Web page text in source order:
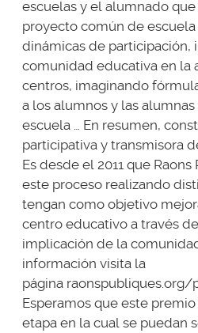
escuelas y el alumnado que
proyecto común de
dinámicas de participación,
comunidad educativa en la
centros, imaginando
a los alumnos y las alumnas
escuela … En resumen,
participativa y transmisora
Es desde el 2011 que
este proceso realizando
tengan como objetivo
centro educativo a través
implicación de la
información visita la
página
Esperamos que este
etapa en la cual se puedan